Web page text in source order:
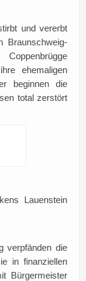
und vererbt
Braunschweig-
ehemaligen
beginnen die
total zerstört
Lauenstein
verpfänden die
in finanziellen
Bürgermeister